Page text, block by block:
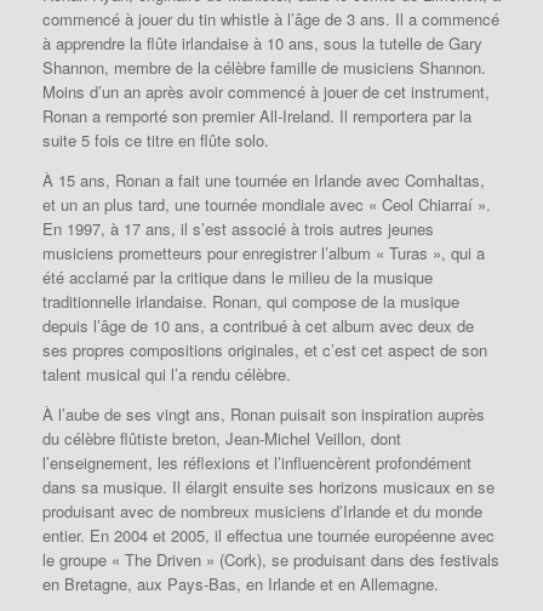
commencé à jouer du tin whistle à l’âge de 3 ans. Il a commencé
à apprendre la flûte irlandaise à 10 ans, sous la tutelle de Gary
Shannon, membre de la célèbre famille de musiciens Shannon.
Moins d’un an après avoir commencé à jouer de cet instrument,
Ronan a remporté son premier All-Ireland. Il remportera par la
suite 5 fois ce titre en flûte solo.
À 15 ans, Ronan a fait une tournée en Irlande avec Comhaltas,
et un an plus tard, une tournée mondiale avec « Ceol Chiarraí ».
En 1997, à 17 ans, il s’est associé à trois autres jeunes
musiciens prometteurs pour enregistrer l’album « Turas », qui a
été acclamé par la critique dans le milieu de la musique
traditionnelle irlandaise. Ronan, qui compose de la musique
depuis l’âge de 10 ans, a contribué à cet album avec deux de
ses propres compositions originales, et c’est cet aspect de son
talent musical qui l’a rendu célèbre.
À l’aube de ses vingt ans, Ronan puisait son inspiration auprès
du célèbre flûtiste breton, Jean-Michel Veillon, dont
l’enseignement, les réflexions et l’influencèrent profondément
dans sa musique. Il élargit ensuite ses horizons musicaux en se
produisant avec de nombreux musiciens d’Irlande et du monde
entier. En 2004 et 2005, il effectua une tournée européenne avec
le groupe « The Driven » (Cork), se produisant dans des festivals
en Bretagne, aux Pays-Bas, en Irlande et en Allemagne.